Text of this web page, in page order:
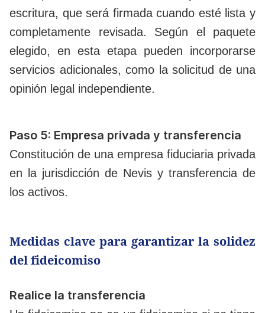
escritura, que será firmada cuando esté lista y
completamente revisada. Según el paquete
elegido, en esta etapa pueden incorporarse
servicios adicionales, como la solicitud de una
opinión legal independiente.
Paso 5: Empresa privada y transferencia
Constitución de una empresa fiduciaria privada
en la jurisdicción de Nevis y transferencia de
los activos.
Medidas clave para garantizar la solidez
del fideicomiso
Realice la transferencia